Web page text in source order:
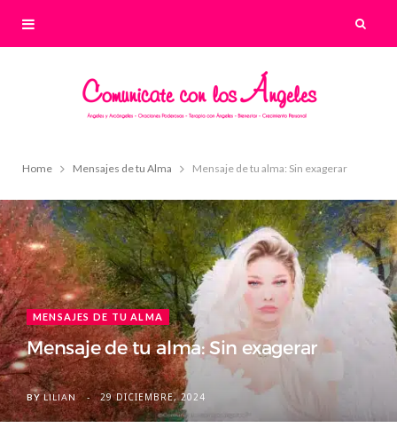
Home Mensajes de tu Alma Mensaje de tu alma: Sin exagerar
MENSAJES DE TU ALMA
Mensaje de tu alma: Sin exagerar
BY LILIAN 29 DICIEMBRE, 2024